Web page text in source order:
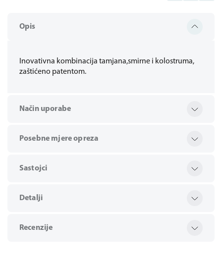
Opis
Inovativna kombinacija tamjana,smirne i kolostruma,
zaštićeno patentom.
Način uporabe
Posebne mjere opreza
Sastojci
Detalji
Recenzije